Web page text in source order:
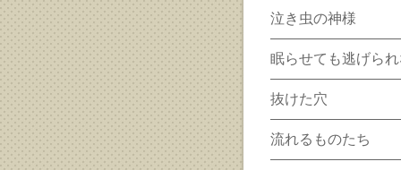
泣き虫の神様
眠らせても逃げら
抜けた穴
流れるものたち